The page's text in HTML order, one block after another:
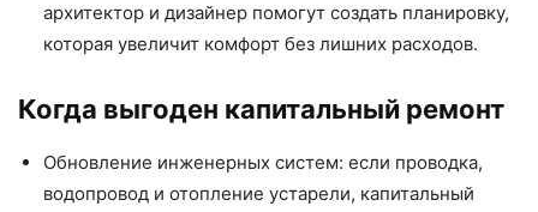
архитектор и дизайнер помогут создать планировку,
которая увеличит комфорт без лишних расходов.
Когда выгоден капитальный ремонт
Обновление инженерных систем: если проводка,
водопровод и отопление устарели, капитальный